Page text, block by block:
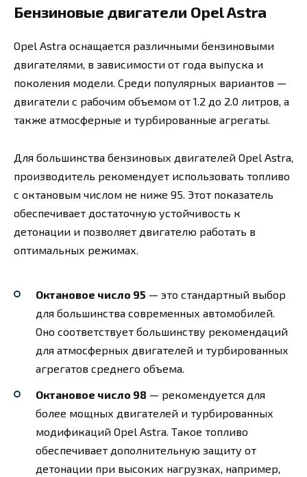
Бензиновые двигатели Opel Astra
Opel Astra оснащается различными бензиновыми
двигателями, в зависимости от года выпуска и
поколения модели. Среди популярных вариантов —
двигатели с рабочим объемом от 1.2 до 2.0 литров, а
также атмосферные и турбированные агрегаты.
Для большинства бензиновых двигателей Opel Astra,
производитель рекомендует использовать топливо
с октановым числом не ниже 95. Этот показатель
обеспечивает достаточную устойчивость к
детонации и позволяет двигателю работать в
оптимальных режимах.
Октановое число 95 — это стандартный выбор
для большинства современных автомобилей.
Оно соответствует большинству рекомендаций
для атмосферных двигателей и турбированных
агрегатов среднего объема.
Октановое число 98 — рекомендуется для
более мощных двигателей и турбированных
модификаций Opel Astra. Такое топливо
обеспечивает дополнительную защиту от
детонации при высоких нагрузках, например,